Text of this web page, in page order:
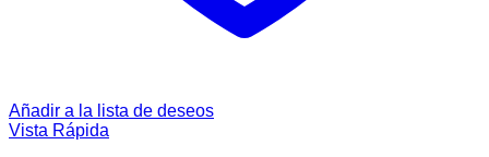
Añadir a la lista de deseos
Vista Rápida